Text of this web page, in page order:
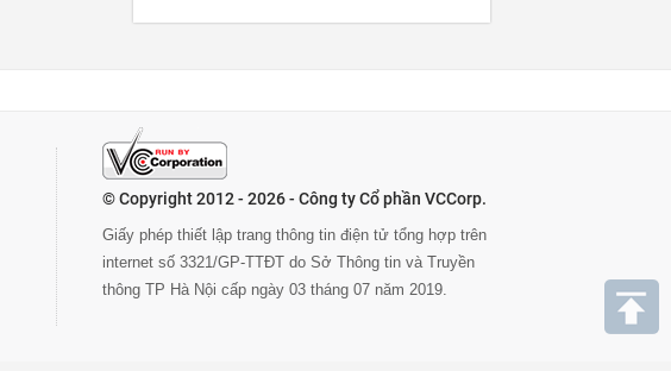
© Copyright 2012 - 2026 - Công ty Cổ phần VCCorp.
Giấy phép thiết lập trang thông tin điện tử tổng hợp trên
internet số 3321/GP-TTĐT do Sở Thông tin và Truyền
thông TP Hà Nội cấp ngày 03 tháng 07 năm 2019.